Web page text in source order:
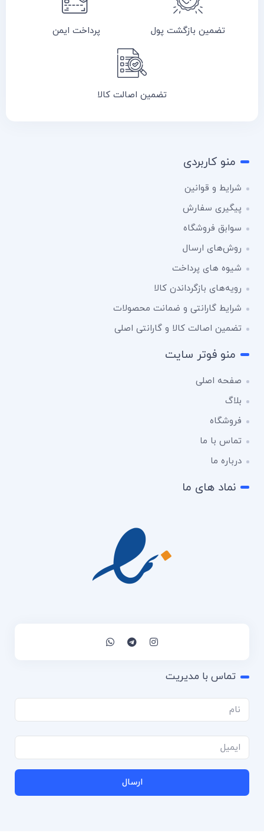
تضمین بازگشت پول پرداخت ایمن
تضمین اصالت کالا
منو کاربردی
شرایط و قوانین
پیگیری سفارش
سوابق فروشگاه
روش‌های ارسال
شیوه های پرداخت
رویه‌های بازگرداندن کالا
شرایط گارانتی و ضمانت محصولات
تضمین اصالت کالا و گارانتی اصلی
منو فوتر سایت
صفحه اصلی
بلاگ
فروشگاه
تماس با ما
درباره ما
نماد های ما
تماس با مدیریت
ارسال